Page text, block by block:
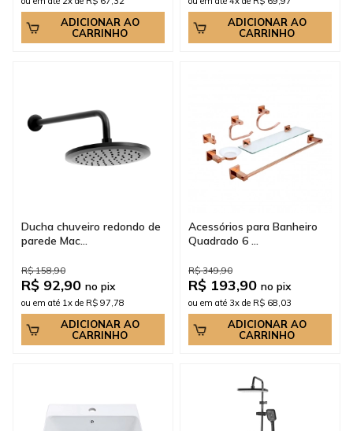
ADICIONAR AO
CARRINHO
ADICIONAR AO
CARRINHO
Ducha chuveiro redondo de
parede Mac...
R$ 158,90
R$ 92,90 no pix
ou em até 1x de R$ 97,78
ADICIONAR AO
CARRINHO
Acessórios para Banheiro
Quadrado 6 ...
R$ 349,90
R$ 193,90 no pix
ou em até 3x de R$ 68,03
ADICIONAR AO
CARRINHO